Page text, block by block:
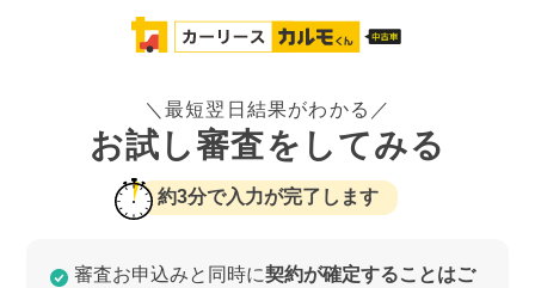
＼最短翌日結果がわかる／
お試し審査をしてみる
約3分で入力が完了します
審査お申込みと同時に契約が確定することはご